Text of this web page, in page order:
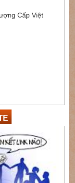
Cấp Việt